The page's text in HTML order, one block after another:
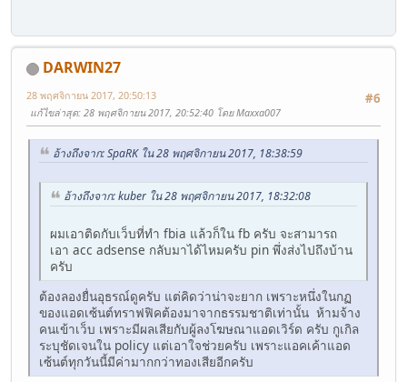
DARWIN27
#6
28 พฤศจิกายน 2017, 20:50:13
แก้ไขล่าสุด: 28 พฤศจิกายน 2017, 20:52:40 โดย Maxxa007
อ้างถึงจาก: SpaRK ใน 28 พฤศจิกายน 2017, 18:38:59
อ้างถึงจาก: kuber ใน 28 พฤศจิกายน 2017, 18:32:08
ผมเอาติดกับเว็บที่ทำ fbia แล้วก็ใน fb ครับ จะสามารถ
เอา acc adsense กลับมาได้ไหมครับ pin พึ่งส่งไปถึงบ้าน
ครับ
ต้องลองยื่นอุธรณ์ดูครับ แต่คิดว่าน่าจะยาก เพราะหนึ่งในกฏ
ของแอดเซ้นต์ทราฟฟิคต้องมาจากธรรมชาติเท่านั้น ห้ามจ้าง
คนเข้าเว็บ เพราะมีผลเสียกับผู้ลงโฆษณาแอดเวิร์ด ครับ กูเกิล
ระบุชัดเจนใน policy แต่เอาใจช่วยครับ เพราะแอคเค้าแอด
เซ้นต์ทุกวันนี้มีค่ามากกว่าทองเสียอีกครับ